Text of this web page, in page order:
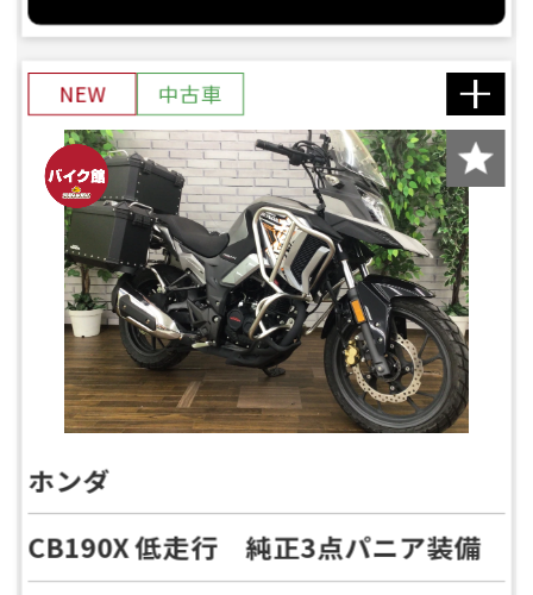
NEW 中古車
ホンダ
CB190X 低走行 純正3点パニア装備